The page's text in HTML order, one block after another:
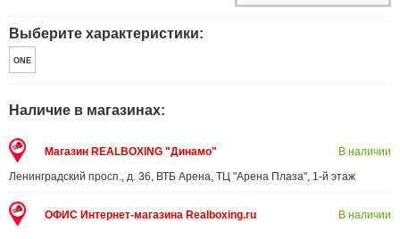
Выберите характеристики:
ONE
Наличие в магазинах:
Магазин REALBOXING "Динамо"
Ленинградский просп., д. 36, ВТБ Арена, ТЦ "Арена Плаза", 1-й этаж
В наличии
ОФИС Интернет-магазина Realboxing.ru В наличии